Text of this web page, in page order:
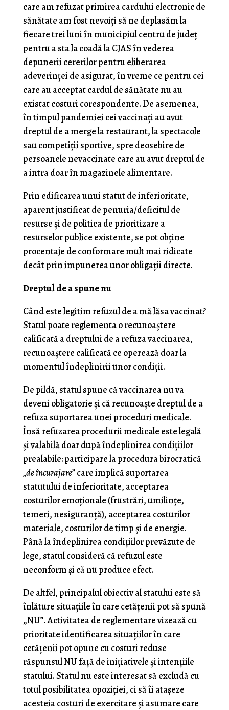
care am refuzat primirea cardului electronic de
sănătate am fost nevoiţi să ne deplasăm la
fiecare trei luni în municipiul centru de judeţ
pentru a sta la coadă la CJAS în vederea
depunerii cererilor pentru eliberarea
adeverinţei de asigurat, în vreme ce pentru cei
care au acceptat cardul de sănătate nu au
existat costuri corespondente. De asemenea,
în timpul pandemiei cei vaccinaţi au avut
dreptul de a merge la restaurant, la spectacole
sau competiţii sportive, spre deosebire de
persoanele nevaccinate care au avut dreptul de
a intra doar în magazinele alimentare.
Prin edificarea unui statut de inferioritate,
aparent justificat de penuria/deficitul de
resurse şi de politica de prioritizare a
resurselor publice existente, se pot obţine
procentaje de conformare mult mai ridicate
decât prin impunerea unor obligaţii directe.
Dreptul de a spune nu
Când este legitim refuzul de a mă lăsa vaccinat?
Statul poate reglementa o recunoaştere
calificată a dreptului de a refuza vaccinarea,
recunoaştere calificată ce operează doar la
momentul îndeplinirii unor condiţii.
De pildă, statul spune că vaccinarea nu va
deveni obligatorie şi că recunoaşte dreptul de a
refuza suportarea unei proceduri medicale.
Însă refuzarea procedurii medicale este legală
şi valabilă doar după îndeplinirea condiţiilor
prealabile: participare la procedura birocratică
„de încurajare”care implică suportarea
statutului de inferioritate, acceptarea
costurilor emoţionale (frustrări, umilinţe,
temeri, nesiguranţă), acceptarea costurilor
materiale, costurilor de timp şi de energie.
Până la îndeplinirea condiţiilor prevăzute de
lege, statul consideră că refuzul este
neconform şi că nu produce efect.
De altfel, principalul obiectiv al statului este să
înlăture situaţiile în care cetăţenii pot să spună
„NU”. Activitatea de reglementare vizează cu
prioritate identificarea situaţiilor în care
cetăţenii pot opune cu costuri reduse
răspunsul NU faţă de iniţiativele şi intenţiile
statului. Statul nu este interesat să excludă cu
totul posibilitatea opoziţiei, ci să îi ataşeze
acesteia costuri de exercitare şi asumare care